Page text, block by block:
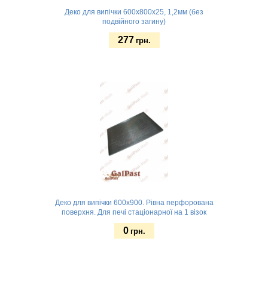
Деко для випічки 600х800x25, 1,2мм (без
подвійного загину)
277 грн.
Деко для випічки 600х900. Рівна перфорована
поверхня. Для печі стаціонарної на 1 візок
0 грн.